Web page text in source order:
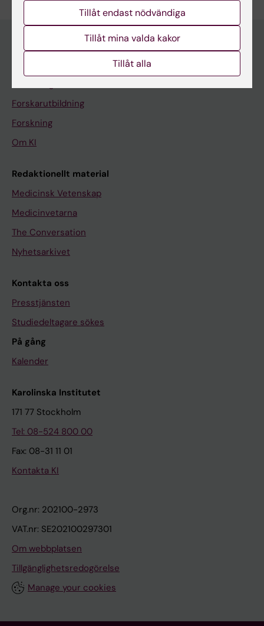
Forskarutbildning
Forskning
Om KI
Redaktionellt material
Medicinsk Vetenskap
Medicinvetarna
The Conversation
Nyhetsarkivet
Kontakta oss
Presstjänsten
Studiedeltagare sökes
På gång
Kalender
Karolinska Institutet
171 77 Stockholm
Tel: 08-524 800 00
Fax: 08-31 11 01
Kontakta KI
Org.nr: 202100-2973
VAT.nr: SE202100297301
Om webbplatsen
Tillgänglighetsredogörelse
Manage your cookies
Tillåt endast nödvändiga
Tillåt mina valda kakor
Tillåt alla